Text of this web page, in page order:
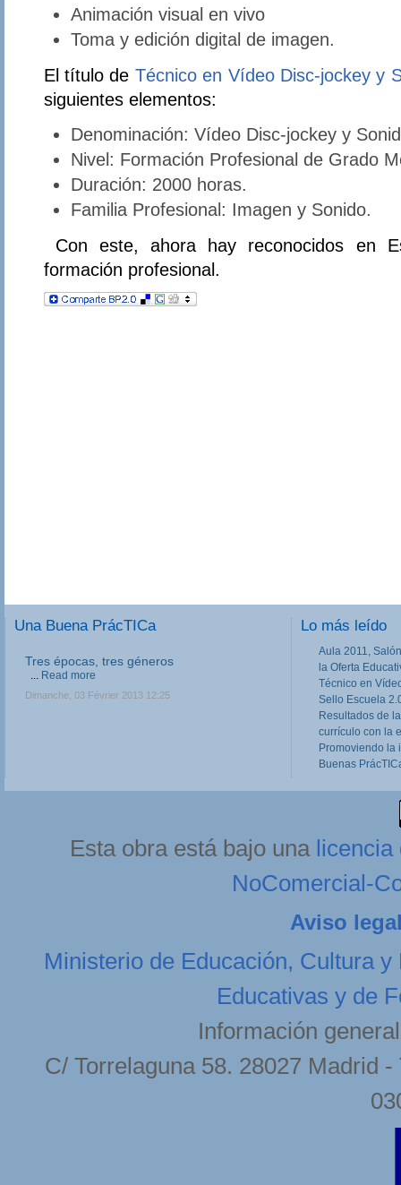
Animación visual en vivo
Toma y edición digital de imagen.
El título de Técnico en Vídeo Disc-jockey y
siguientes elementos:
Denominación: Vídeo Disc-jockey y
Nivel: Formación Profesional de Grado
Duración: 2000 horas.
Familia Profesional: Imagen y Sonido.
Con este, ahora hay reconocidos en
formación profesional.
Una Buena PrácTICa
Tres épocas, tres géneros
... Read more
Dimanche, 03 Février 2013 12:25
Lo más leído
Aula 2011,
la Oferta
Técnico en
Sello Escuela
Resultados de
currículo con la
Promoviendo la
Buenas
Esta obra está bajo una licencia
NoComercial-
Aviso
Ministerio de Educación, Cultura y
Educativas y de
Información
C/ Torrelaguna 58. 28027 Madrid